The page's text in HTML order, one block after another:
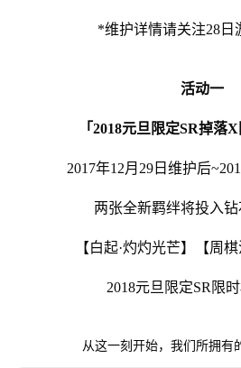
*维护详情请关注28日
活动一
「2018元旦限定SR掉落X
2017年12月29日维护后
两张全新羁绊将投入钻
【白起·灼灼光芒】【周棋
2018元旦限定SR限时
从这一刻开始，我们所拥有